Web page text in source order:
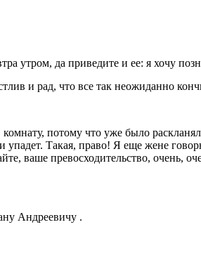
утром, да приведите и ее: я хочу
и рад, что все так неожиданно
потому что уже было
упадет. Такая, право! Я еще жене
ваше превосходительство, очень,
Андреевичу .